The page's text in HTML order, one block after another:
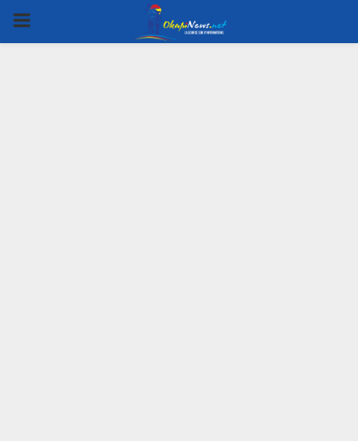
PRIMARY